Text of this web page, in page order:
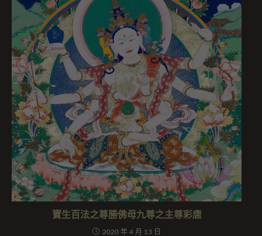
寶生百法之尊勝佛母九尊之主尊彩唐
2020 年 4 月 13 日